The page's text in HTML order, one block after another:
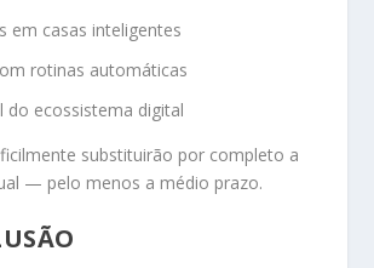
em casas inteligentes
rotinas automáticas
do ecossistema digital
substituirão por completo a
— pelo menos a médio prazo.